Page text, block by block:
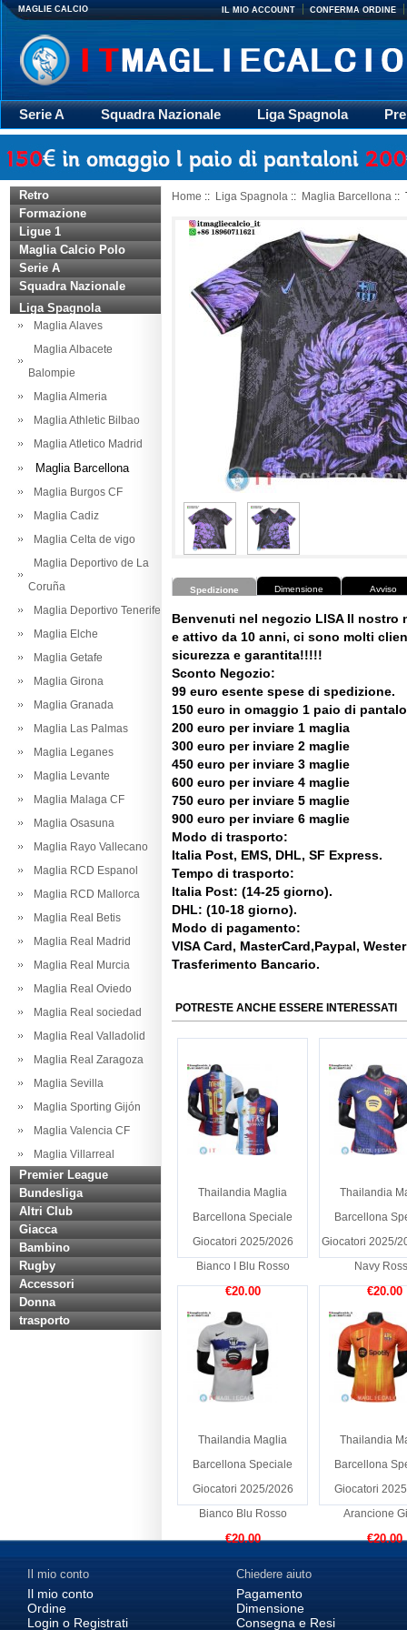
MAGLIE CALCIO IL MIO ACCOUNT CONFERMA ORDINE
Serie A Squadra Nazionale Liga Spagnola
Retro
Formazione
Ligue 1
Maglia Calcio Polo
Serie A
Squadra Nazionale
Liga Spagnola
Maglia Alaves
Maglia Albacete
Balompie
Maglia Almeria
Maglia Athletic Bilbao
Maglia Atletico Madrid
Maglia Barcellona
Maglia Burgos CF
Maglia Cadiz
Maglia Celta de vigo
Maglia Deportivo de La
Coruña
Maglia Deportivo Tenerife
Maglia Elche
Maglia Getafe
Maglia Girona
Maglia Granada
Maglia Las Palmas
Maglia Leganes
Maglia Levante
Maglia Malaga CF
Maglia Osasuna
Maglia Rayo Vallecano
Maglia RCD Espanol
Maglia RCD Mallorca
Maglia Real Betis
Maglia Real Madrid
Maglia Real Murcia
Maglia Real Oviedo
Maglia Real sociedad
Maglia Real Valladolid
Maglia Real Zaragoza
Maglia Sevilla
Maglia Sporting Gijón
Maglia Valencia CF
Maglia Villarreal
Premier League
Bundesliga
Altri Club
Giacca
Bambino
Rugby
Accessori
Donna
trasporto
Home :: Liga Spagnola :: Maglia Barcellona ::
Spedizione Dimensione Avviso
Benvenuti nel negozio LISA Il nostro
e attivo da 10 anni, ci sono molti
sicurezza e garantita!!!!!
Sconto Negozio:
99 euro esente spese di spedizione.
150 euro in omaggio 1 paio di
200 euro per inviare 1 maglia
300 euro per inviare 2 maglie
450 euro per inviare 3 maglie
600 euro per inviare 4 maglie
750 euro per inviare 5 maglie
900 euro per inviare 6 maglie
Modo di trasporto:
Italia Post, EMS, DHL, SF Express.
Tempo di trasporto:
Italia Post: (14-25 giorno).
DHL: (10-18 giorno).
Modo di pagamento:
VISA Card, MasterCard,Paypal,
Trasferimento Bancario.
POTRESTE ANCHE ESSERE INTERESSATI
Thailandia Maglia
Barcellona Speciale
Giocatori 2025/2026
Bianco I Blu Rosso
€20.00
Thailandia
Barcellona
Giocatori 2025/
Navy
€20.00
Thailandia Maglia
Barcellona Speciale
Giocatori 2025/2026
Bianco Blu Rosso
€20.00
Thailandia
Barcellona
Giocatori
Arancione
€20.00
Il mio conto
Il mio conto
Ordine
Login o Registrati
Chiedere aiuto
Pagamento
Dimensione
Consegna e Resi